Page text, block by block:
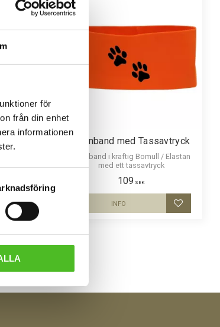
för
från din enhet
informationen
Lägg till i favoriter
Pannband med Tassavtryck
Pannband i kraftig Bomull / Elastan
med ett tassavtryck
109 SEK
Lägg till i
INFO